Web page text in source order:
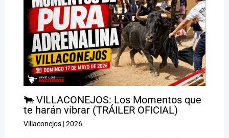
🐂 VILLACONEJOS: Los Momentos que
te harán vibrar (TRÁILER OFICIAL)
Villaconejos|2026